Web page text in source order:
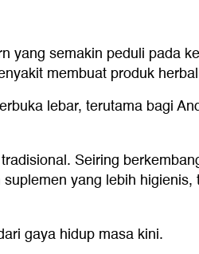
yang semakin peduli pada
membuat produk
lebar, terutama bagi
Seiring
yang lebih
gaya hidup masa kini.